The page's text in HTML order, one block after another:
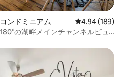
ンドミニアム レビュー189
4.94 (189)
の湖畔メインチャンネルビュ